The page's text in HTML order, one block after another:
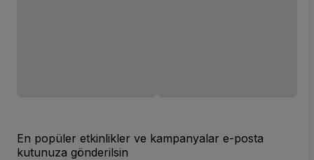
En popüler etkinlikler ve kampanyalar e-posta
kutunuza gönderilsin